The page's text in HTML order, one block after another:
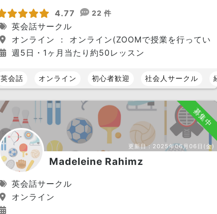
4.77
22 件
英会話サークル
オンライン ： オンライン(ZOOMで授業を行ってい
週5日・1ヶ月当たり約50レッスン
英会話 オンライン 初心者歓迎 社会人サークル
募集中
更新日： 2025年06月06日(金)
Madeleine Rahimz
英会話サークル
オンライン